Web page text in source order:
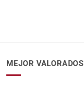
MEJOR VALORADOS